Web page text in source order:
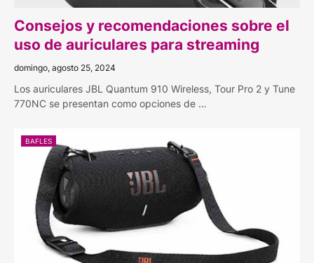
Consejos y recomendaciones sobre el
uso de auriculares para streaming
domingo, agosto 25, 2024
Los auriculares JBL Quantum 910 Wireless, Tour Pro 2 y Tune
770NC se presentan como opciones de …
BAFLES